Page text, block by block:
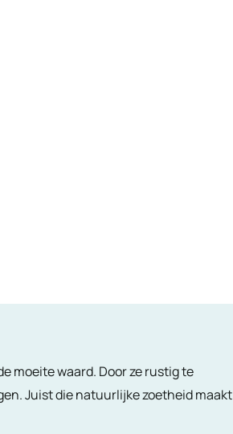
moeite waard. Door ze rustig te
Juist die natuurlijke zoetheid maakt